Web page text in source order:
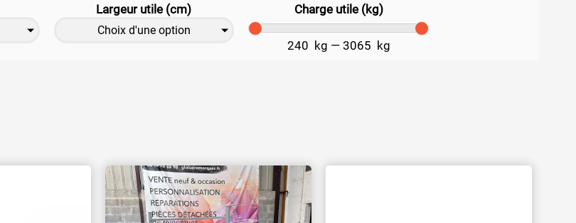
Largeur utile (cm)
Choix d'une option
Charge utile (kg)
240 kg — 3065 kg